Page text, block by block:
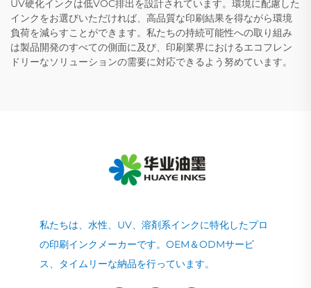
UV硬化インクは低VOC排出を設計されています。環境に配慮した
インクをお選びいただければ、高品質な印刷結果を得ながら環境
負荷を減らすことができます。私たちの持続可能性への取り組み
は製品開発のすべての側面に及び、印刷業界におけるエコフレン
ドリーなソリューションの需要に対応できるよう努めています。
私たちは、水性、UV、溶剤系インクに特化したプロ
の印刷インクメーカーです。OEM＆ODMサービ
ス、タイムリーな納品を行っています。